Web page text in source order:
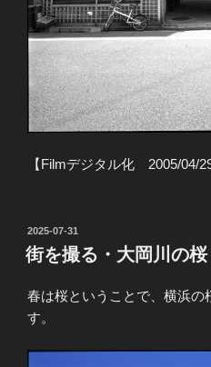
【Filmデジタル化 2005/04/29
投
稿
日:
2025-07-31
街を撮る・大岡川の桜
春は桜ということで、横浜の
す。